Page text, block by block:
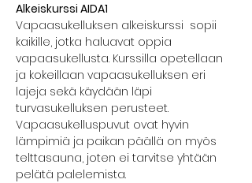
Alkeiskurssi AIDA1
Vapaasukelluksen alkeiskurssi  sopii
kaikille, jotka haluavat oppia
vapaasukellusta. Kurssilla opetellaan
ja kokeillaan vapaasukelluksen eri
lajeja sekä käydään läpi
turvasukelluksen perusteet.
Vapaasukelluspuvut ovat hyvin
lämpimiä ja paikan päällä on myös
telttasauna, joten ei tarvitse yhtään
pelätä palelemista.